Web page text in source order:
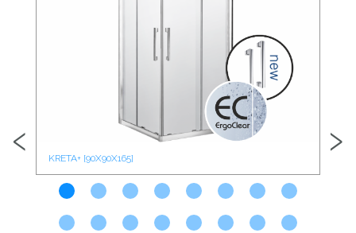
KRETA+ [90X90X165]
‹ ›